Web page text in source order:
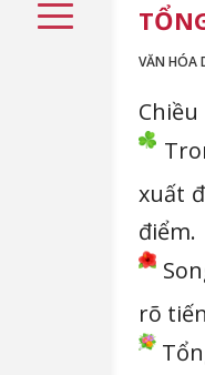
VĂN HÓA
xuất
điểm.
rõ